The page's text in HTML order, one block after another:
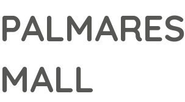
PALMARES
MALL